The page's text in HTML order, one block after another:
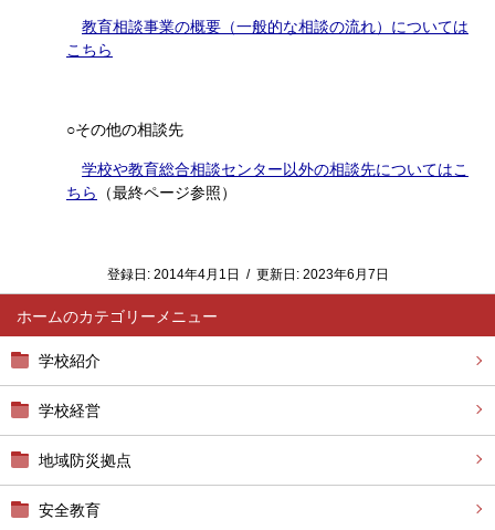
ホーム
学校紹介
学校経営
地域防災拠点
安全教育
教育相談事業の概要（一般的な相談の流れ）については
こちら
○その他の相談先
学校や教育総合相談センター以外の相談先についてはこ
ちら
（最終ページ参照）
登録日: 2014年4月1日 / 更新日: 2023年6月7日